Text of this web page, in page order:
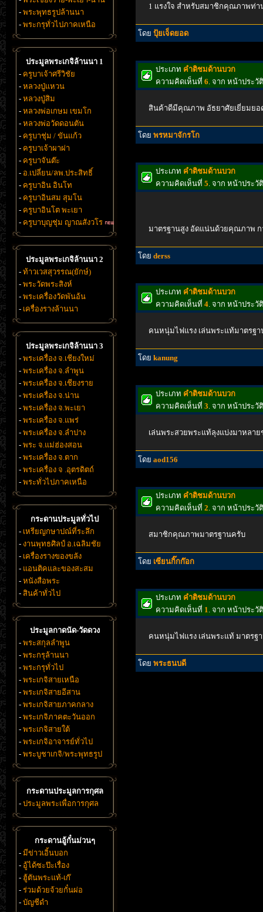
- พระพุทธรูปล้านนา
- พระกรุทั่วไปภาคเหนือ
ประมูลพระเกจิล้านนา 1
- ครูบาเจ้าศรีวิชัย
- หลวงปู่แหวน
- หลวงปู่สิม
- หลวงพ่อเกษม เขมโก
- หลวงพ่อวัดดอนตัน
- ครูบาชุ่ม / ขันแก้ว
- ครูบาเจ้าผาผ่า
- ครูบาจันต๊ะ
- อ.เปลี่ยน/ลพ.ประสิทธิ์
- ครูบาอิน อินโท
- ครูบาอินสม สุมโน
- ครูบาอินโต พะเยา
- ครูบาบุญชุ่ม ญาณสังวโร
ประมูลพระเกจิล้านนา 2
- ท้าวเวสสุวรรณ(ยักษ์)
- พระวัดพระสิงห์
- พระเครื่องวัดพันอ้น
- เครื่องรางล้านนา
ประมูลพระเกจิล้านนา 3
- พระเครื่อง จ.เชียงใหม่
- พระเครื่อง จ.ลำพูน
- พระเครื่อง จ.เชียงราย
- พระเครื่อง จ.น่าน
- พระเครื่อง จ.พะเยา
- พระเครื่อง จ.แพร่
- พระเครื่อง จ.ลำปาง
- พระ จ.แม่ฮ่องสอน
- พระเครื่อง จ.ตาก
- พระเครื่อง จ .อุตรดิตถ์
- พระทั่วไปภาคเหนือ
กระดานประมูลทั่วไป
- เหรียญกษาปณ์ที่ระลึก
- งานพุทธศิลป์ อ.เฉลิมชัย
- เครื่องรางของขลัง
- แอนติคและของสะสม
- หนังสือพระ
- สินค้าทั่วไป
ประมูลกาดนัด-วัดดวง
- พระสกุลลำพูน
- พระกรุล้านนา
- พระกรุทั่วไป
- พระเกจิสายเหนือ
- พระเกจิสายอีสาน
- พระเกจิสายภาคกลาง
- พระเกจิภาคตะวันออก
- พระเกจิสายใต้
- พระเกจิอาจารย์ทั่วไป
- พระบูชาเกจิ/พระพุทธรูป
กระดานประมูลการกุศล
- ประมูลพระเพื่อการกุศล
กระดานอู้กั๋นม่วนๆ
- มีข่าวเอิ้นบอก
- อู้ได้ซะป๊ะเรื่อง
- ฮู้ตันพระแท้-เก๊
- ร่วมด้วยจ้วยกั๋นผ่อ
- บัญชีดำ
1 แรงใจ สำหรับสมาชิกคุณภาพท่า
โดย ปุ้ยเจ็ดยอด
ประเภท คำติชมด้านบวก
ความคิดเห็นที่ 6. จาก หน้าประวั
สินค้าดีมีคุณภาพ อัธยาศัยเยี่ยมยอ
โดย พรหมาจักรโก
ประเภท คำติชมด้านบวก
ความคิดเห็นที่ 5. จาก หน้าประวั
มาตรฐานสูง อัดแน่นด้วยคุณภาพ ก
โดย derss
ประเภท คำติชมด้านบวก
ความคิดเห็นที่ 4. จาก หน้าประวั
คนหนุ่มไฟแรง เล่นพระแท้มาตรฐ
โดย kanung
ประเภท คำติชมด้านบวก
ความคิดเห็นที่ 3. จาก หน้าประวั
เล่นพระสวยพระแท้ลุงแบ่งมาหลา
โดย aod156
ประเภท คำติชมด้านบวก
ความคิดเห็นที่ 2. จาก หน้าประวั
สมาชิกคุณภาพมาตรฐานครับ
โดย เซียนกิ๊กก๊อก
ประเภท คำติชมด้านบวก
ความคิดเห็นที่ 1. จาก หน้าประวั
คนหนุ่มไฟแรง เล่นพระแท้ มาตรฐ
โดย พระธนบดี